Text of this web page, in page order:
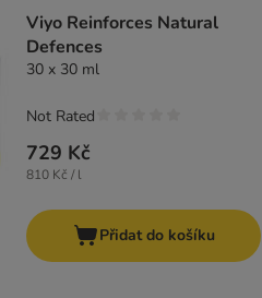
Viyo Reinforces Natural
Defences
30 x 30 ml
729 Kč
810 Kč / l
Not Rated
Přidat do košíku